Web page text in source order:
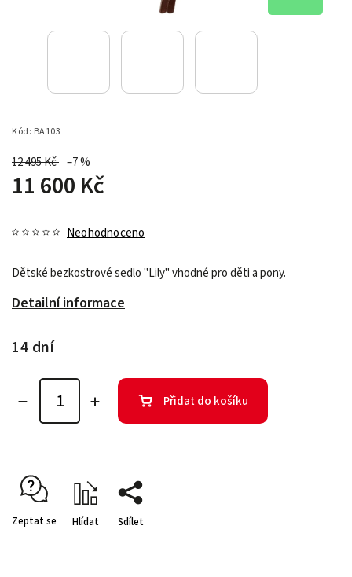
Kód: BA103
12 495 Kč –7 %
11 600 Kč
Neohodnoceno
Dětské bezkostrové sedlo "Lily" vhodné pro děti a pony.
Detailní informace
14 dní
Přidat do košíku
Zeptat se Hlídat Sdílet